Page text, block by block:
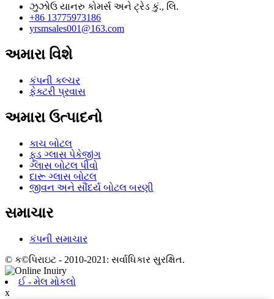
ઝુઝોઉ યાનરુ કોમર્સ અને ટ્રેડ કું., લિ.
+86 13775973186
yrsmsales001@163.com
અમારા વિશે
કંપની કલ્ચર
ફેક્ટરી પ્રવાસ
અમારા ઉત્પાદનો
કાચ બોટલ
ફૂડ ગ્લાસ પેકેજીંગ
ગ્લાસ બોટલ પીવો
દારૂ ગ્લાસ બોટલ
જીવન અને સૌંદર્ય બોટલ બરણી
સમાચાર
કંપની સમાચાર
© ક©પિરાઇટ - 2010-2021: સર્વાધિકાર સુરક્ષિત.
ઈ - મેલ મોકલો
x